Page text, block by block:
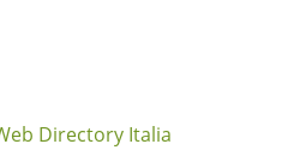
Directory Italia